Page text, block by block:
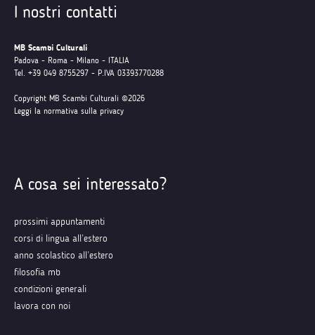
I nostri contatti
MB Scambi Culturali
Padova - Roma - Milano - ITALIA
Tel. +39 049 8755297 - P.IVA 03393770288
Copyright MB Scambi Culturali ©2026
Leggi la normativa sulla privacy
A cosa sei interessato?
prossimi appuntamenti
corsi di lingua all’estero
anno scolastico all’estero
filosofia mb
condizioni generali
lavora con noi